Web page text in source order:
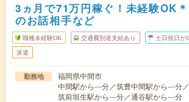
3ヵ月で71万円稼ぐ！未経験OK
のお話相手など
職種未経験OK 交通費別途支給あり 土日祝日が
派遣
勤務地
福岡県中間市
中間駅から---分／筑豊中間駅から---分
筑前垣生駅から---分／通谷駅から---分